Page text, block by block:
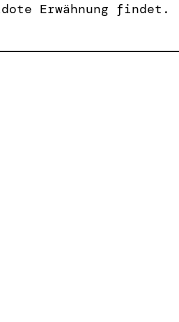
Erwähnung